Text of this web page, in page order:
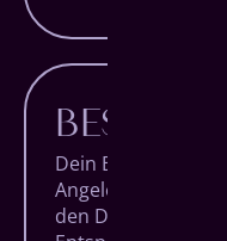
BESTER
Dein Besuch bei
Angelegenheit
den Du Dich trotz